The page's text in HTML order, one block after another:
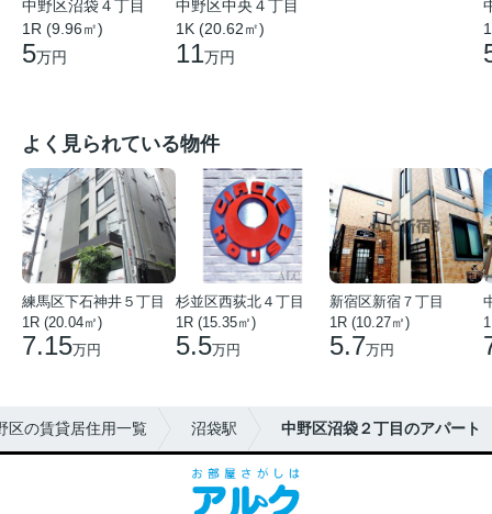
中野区沼袋４丁目
1R (9.96㎡)
5万円
中野区中央４丁目
1K (20.62㎡)
11万円
よく見られている物件
練馬区下石神井５丁目
1R (20.04㎡)
7.15万円
杉並区西荻北４丁目
1R (15.35㎡)
5.5万円
新宿区新宿７丁目
1R (10.27㎡)
5.7万円
区の賃貸居住用一覧 沼袋駅 中野区沼袋２丁目のアパート